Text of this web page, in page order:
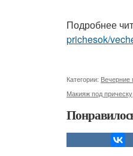
Подробнее
prichesok/
Категории: Вечерние
Макияж под прическу